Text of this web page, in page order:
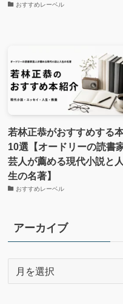
おすすめレーベル
若林正恭がおすすめする
10選【オードリーの読書
芸人が薦める現代小説と人
生の名著】
おすすめレーベル
アーカイブ